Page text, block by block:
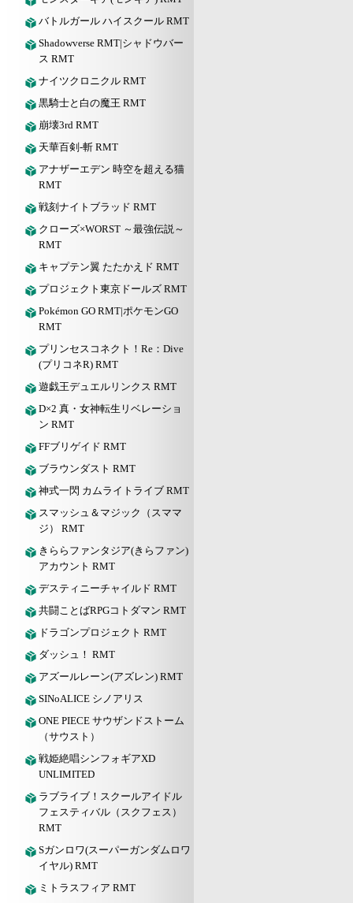
バトルガール ハイスクール RMT
Shadowverse RMT|シャドウバー
ス RMT
ナイツクロニクル RMT
黒騎士と白の魔王 RMT
崩壊3rd RMT
天華百剣-斬 RMT
アナザーエデン 時空を超える猫
RMT
戦刻ナイトブラッド RMT
クローズ×WORST ～最強伝説～
RMT
キャプテン翼 たたかえド RMT
プロジェクト東京ドールズ RMT
Pokémon GO RMT|ポケモンGO
RMT
プリンセスコネクト！Re：Dive
(プリコネR) RMT
遊戯王デュエルリンクス RMT
D×2 真・女神転生リベレーショ
ン RMT
FFブリゲイド RMT
ブラウンダスト RMT
神式一閃 カムライトライブ RMT
スマッシュ＆マジック（スママ
ジ） RMT
きららファンタジア(きらファン)
アカウント RMT
デスティニーチャイルド RMT
共闘ことばRPGコトダマン RMT
ドラゴンプロジェクト RMT
ダッシュ！ RMT
アズールレーン(アズレン) RMT
SINoALICE シノアリス
ONE PIECE サウザンドストーム
（サウスト）
戦姫絶唱シンフォギアXD
UNLIMITED
ラブライブ！スクールアイドル
フェスティバル（スクフェス）
RMT
Sガンロワ(スーパーガンダムロワ
イヤル) RMT
ミトラスフィア RMT